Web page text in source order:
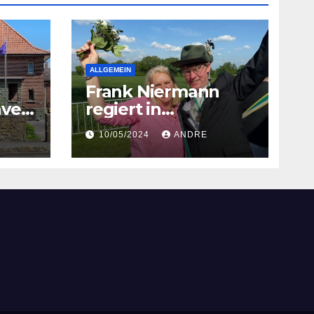
ALLGEMEIN
Frank Niermann
regiert in
Hiddingsen
10/05/2024 ANDRE